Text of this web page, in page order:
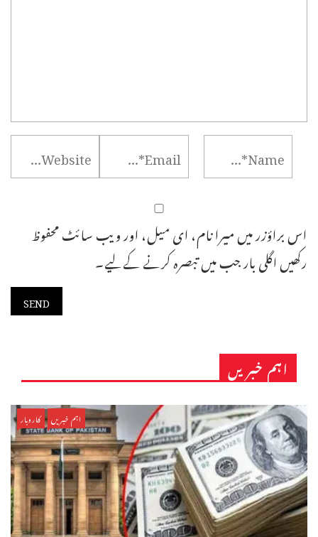
اس براؤزر میں میرا نام، ای میل، اور ویب سائٹ محفوظ
رکھیں اگلی بار جب میں تبصرہ کرنے کےلیے۔
اہم خبریں
اہم خبریں کاروبار